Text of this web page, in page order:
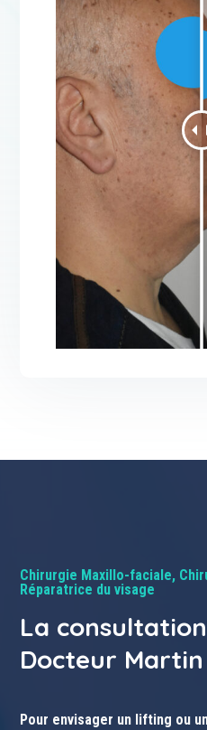
Chirurgie Maxillo-faciale,
Réparatrice du visage
La
Docteur Martin
Pour envisager un lifting ou